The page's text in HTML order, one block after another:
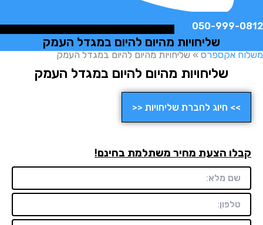
050-999-
שליחויות מהיום להיום במגדל העמק
אקספרס»שליחויות מהיום להיום במגדל העמק
שליחויות מהיום להיום במגדל העמק
>> חיוג לחברת שליחויות <<
הצעת מחיר משתלמת בחינם!